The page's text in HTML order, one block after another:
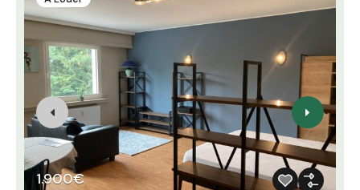
1.900€